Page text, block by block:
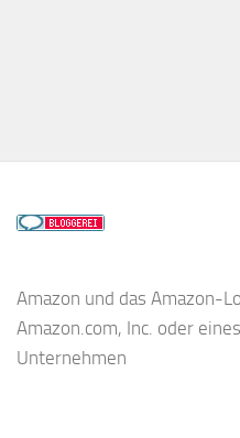
Amazon und das Amazon-
Amazon.com, Inc. oder
Unternehmen